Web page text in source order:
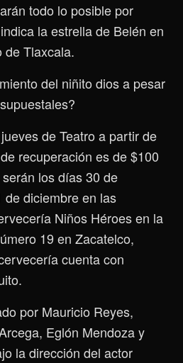
todo lo posible por
la estrella de Belén en
de Tlaxcala.
del niñito dios a pesar
de Teatro a partir de
recuperación es de $100
los días 30 de
de diciembre en las
Niños Héroes en la
19 en Zacatelco,
cuenta con
por Mauricio Reyes,
Eglón Mendoza y
la dirección del actor